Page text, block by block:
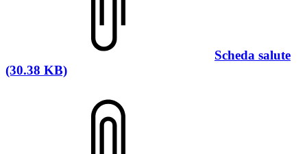
Scheda salute
(30.38 KB)